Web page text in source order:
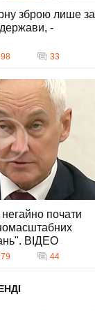
зброю лише за
-
33
почати
ВIДЕО
44